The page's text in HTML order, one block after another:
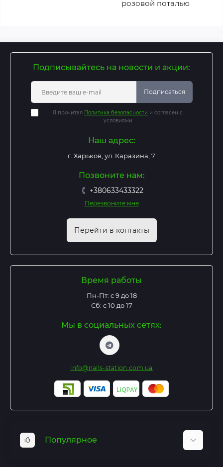
розовой поталью
Подписывайтесь на новости и акции:
Подписаться
Я прочитал Политика безопасности и согласен с
условиями
Наш адрес:
г. Харьков, ул. Каразина, 7
Позвоните нам:
+380633433322
Перезвоните мне
Перейти в контакты
Время работы
Пн-Пт: с 9 до 18
Сб: с 10 до 17
Мы в социальных сетях:
info@nails-station.com.ua
Популярное